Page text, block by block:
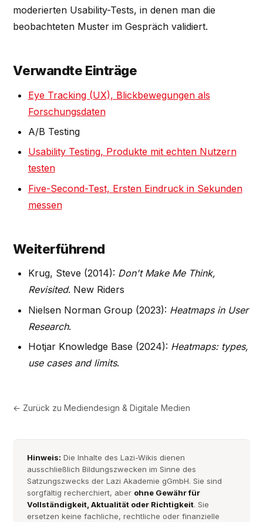
moderierten Usability-Tests, in denen man die
beobachteten Muster im Gespräch validiert.
Verwandte Einträge
Eye Tracking (UX), Blickbewegungen als
Forschungsdaten
A/B Testing
Usability Testing, Produkte mit echten Nutzern
testen
Five-Second-Test, Ersten Eindruck in Sekunden
messen
Weiterführend
Krug, Steve (2014): Don't Make Me Think,
Revisited. New Riders
Nielsen Norman Group (2023): Heatmaps in User
Research.
Hotjar Knowledge Base (2024): Heatmaps: types,
use cases and limits.
← Zurück zuMediendesign & Digitale Medien
Hinweis: Die Inhalte des Lazi-Wikis dienen
ausschließlich Bildungszwecken im Sinne des
Satzungszwecks der Lazi Akademie gGmbH. Sie sind
sorgfältig recherchiert, aber ohne Gewähr für
Vollständigkeit, Aktualität oder Richtigkeit. Sie
ersetzen keine fachliche, rechtliche oder finanzielle